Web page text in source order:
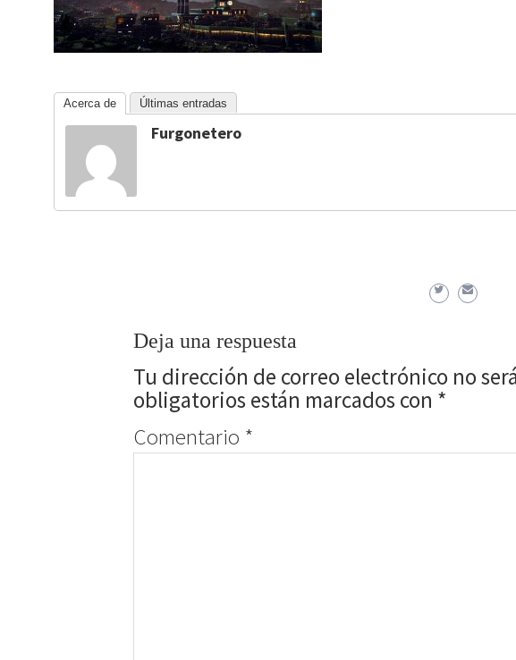
Acerca de Últimas entradas
Furgonetero
Deja una respuesta
Tu dirección de correo electrónico no
obligatorios están marcados con *
Comentario *